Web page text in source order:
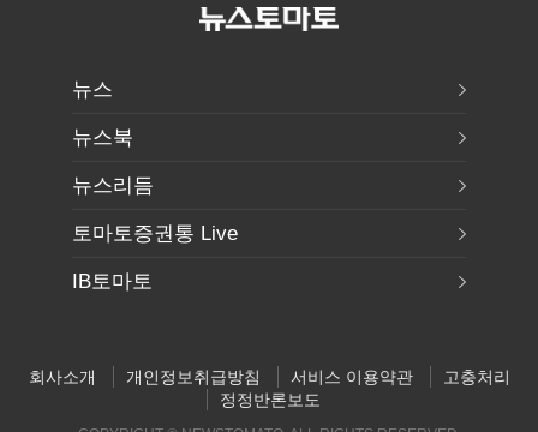
뉴스
뉴스북
뉴스리듬
토마토증권통 Live
IB토마토
회사소개 개인정보취급방침 서비스 이용약관
고충처리
정정반론보도